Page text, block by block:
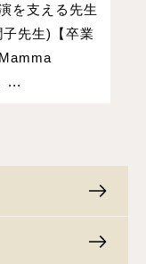
を支える先生
子先生)【卒業
...